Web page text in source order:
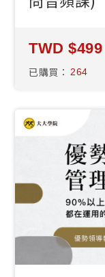
499
已購買： 264